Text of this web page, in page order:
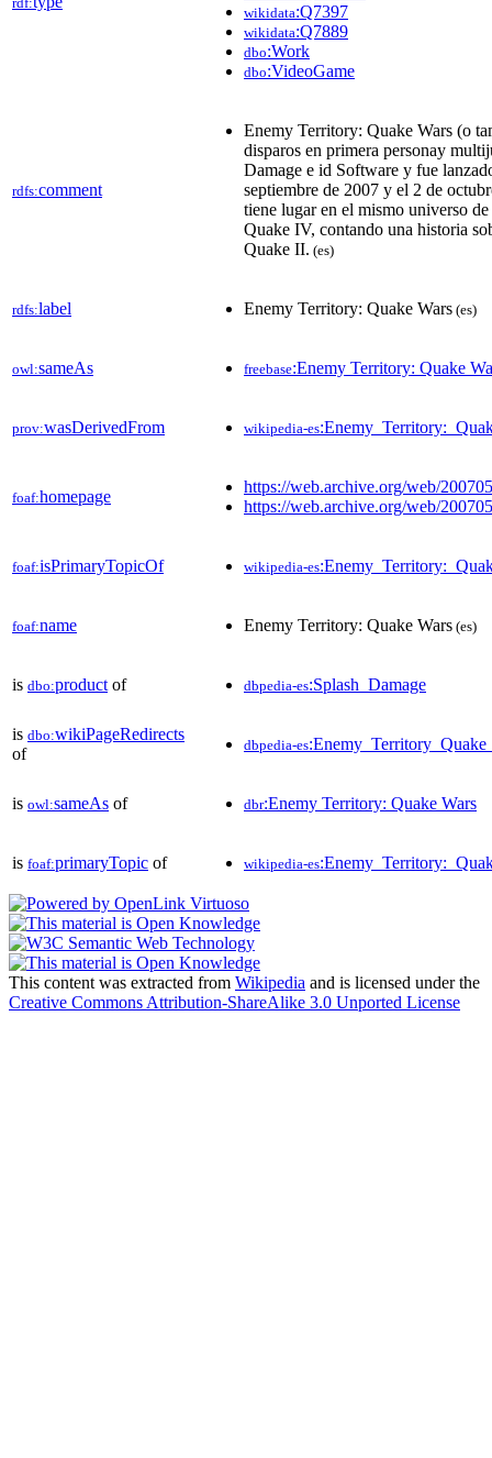
wikidata:Q7397
wikidata:Q7889
dbo:Work
dbo:VideoGame
rdfs:comment
Enemy Territory: Quake Wars (o
disparos en primera personay
Damage e id Software y fue
septiembre de 2007 y el 2 de
tiene lugar en el mismo universo
Quake IV, contando una historia
Quake II. (es)
rdfs:label Enemy Territory: Quake Wars (es)
owl:sameAs freebase:Enemy Territory: Quake
prov:wasDerivedFrom wikipedia-es
foaf:homepage
https://web.archive.org/web/
https://web.archive.org/web/
foaf:isPrimaryTopicOf wikipedia-es
foaf:name Enemy Territory: Quake Wars (es)
is dbo:product of dbpedia-es:Splash_Damage
is dbo:wikiPageRedirects
of
dbpedia-es
is owl:sameAs of dbr:Enemy Territory: Quake Wars
is foaf:primaryTopic of wikipedia-es
This content was extracted from Wikipedia and is licensed under the
Creative Commons Attribution-ShareAlike 3.0 Unported License